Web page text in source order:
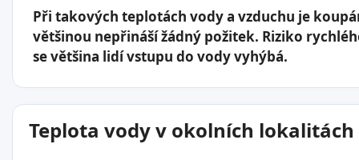
Při takových teplotách vody a vzduchu je
většinou nepřináší žádný požitek. Riziko
se většina lidí vstupu do vody vyhýbá.
Teplota vody v okolních lokalitách